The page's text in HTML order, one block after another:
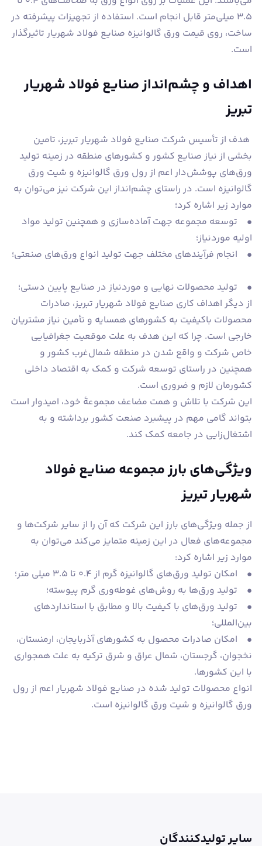
3.5 میلی‌متر قابل انجام است. استفاده از تجهیزات پیشرفته در
ساخت، روی قیمت ورق گالوانیزه صنایع فولاد شهریار تاثیرگذار
است.
اهداف و چشم‌انداز صنایع فولاد شهریار
تبریز
هدف از تأسیس شرکت صنایع فولاد شهریار تبریز، تامین
بخشی از نیاز صنایع کشور و کشورهای منطقه در زمینه تولید
ورق‌های پوشش‌دار اعم از رول ورق گالوانیزه و شیت ورق
گالوانیزه است. در راستای چشم‌انداز این شرکت نیز می‌توان به
موارد زیر اشاره کرد؛
• توسعه مجموعه جهت آماده‌سازی و همچنین تولید مواد
اولیه موردنیاز؛
• انجام فرآیندهای مختلف جهت تولید انواع ورق‌های صنعتی؛
• تولید محصولات نهایی و موردنیاز در صنایع پایین دستی؛
از دیگر اهداف کاری صنایع فولاد شهریار تبریز، صادرات
محصولات باکیفیت به کشورهای همسایه و تأمین نیاز مشتریان
خارجی است. چرا که این هدف به علت موقعیت جغرافیایی
خاص شرکت و واقع شدن در منطقه شمال‌غرب کشور و
همچنین در راستای توسعه شرکت و کمک به اقتصاد داخلی
کشورمان لازم و ضروری است.
این شرکت با تلاش و همت مضاعف مجموعۀ خود، امیدوار است
بتواند گامی مهم در پیشبرد صنعت کشور برداشته و به
اشتغال‌زایی در جامعه کمک کند.
ویژگی‌های بارز مجموعه صنایع فولاد
شهریار تبریز
از جمله ویژگی‌های بارز این شرکت که آن را از سایر شرکت‌ها و
مجموعه‌های فعال در این زمینه متمایز می‌کند می‌توان به
موارد زیر اشاره کرد:
• امکان تولید ورق‌های گالوانیزه گرم از 0.4 تا 3.5 میلی متر؛
• تولید ورق‌ها به روش‌های غوطه‌وری گرم پیوسته؛
• تولید ورق‌های با کیفیت بالا و مطابق با استانداردهای
بین‌المللی؛
• امکان صادرات محصول به کشورهای آذربایجان، ارمنستان،
نخجوان، گرجستان، شمال عراق و شرق ترکیه به علت همجواری
با این کشورها.
انواع محصولات تولید شده در صنایع فولاد شهریار اعم از رول
ورق گالوانیزه و شیت ورق گالوانیزه است.
سایر تولیدکنندگان